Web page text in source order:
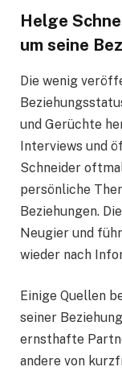
Helge
um seine
Die wenig
und Gerüchte
Interviews und
Schneider
persönliche
Beziehungen.
Neugier und
wieder nach
Einige Quellen
seiner
ernsthafte
andere von